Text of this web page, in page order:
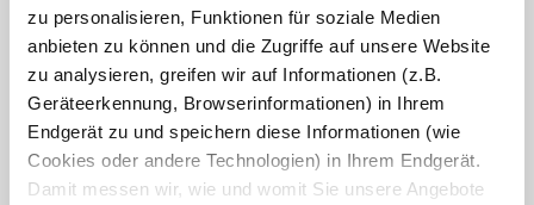
zu personalisieren, Funktionen für soziale Medien
anbieten zu können und die Zugriffe auf unsere Website
zu analysieren, greifen wir auf Informationen (z.B.
Geräteerkennung, Browserinformationen) in Ihrem
Endgerät zu und speichern diese Informationen (wie
Cookies oder andere Technologien) in Ihrem Endgerät.
Damit messen wir, wie und womit Sie unsere Angebote
Tanja Häusler
Assistentin der Abteilung Recht
und Sozialpolitik
t.haeusler@vdmb.de
0911 264441